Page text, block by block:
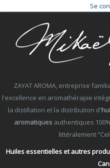
Se
ZAYAT AROMA, entreprise
l'excellence en aromathérapie
la distillation et la distribution d'
aromatiquesauthentiques
littéralement
Huiles essentielles et autres